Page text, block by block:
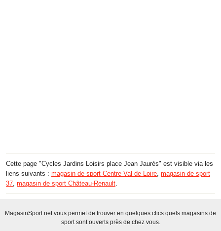
Cette page "Cycles Jardins Loisirs place Jean Jaurès" est visible via les
liens suivants : magasin de sport Centre-Val de Loire magasin de sport
37 magasin de sport Château-Renault
MagasinSport.net vous permet de trouver en quelques clics quels magasins de
sport sont ouverts près de chez vous.